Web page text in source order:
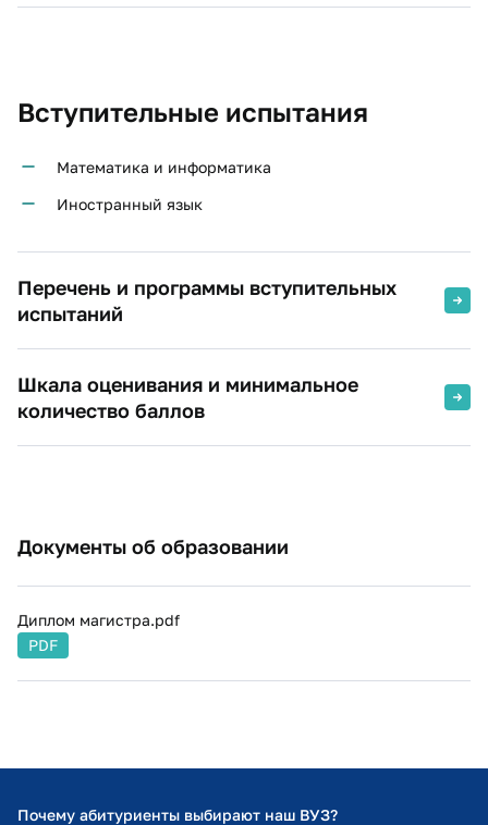
Вступительные испытания
Математика и информатика
Иностранный язык
Перечень и программы вступительных
испытаний
Шкала оценивания и минимальное
количество баллов
Документы об образовании
Диплом магистра.pdf
PDF
Почему абитуриенты выбирают наш ВУЗ?